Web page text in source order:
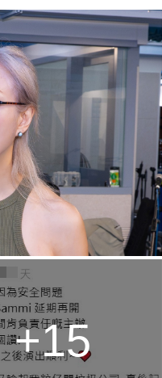
+15